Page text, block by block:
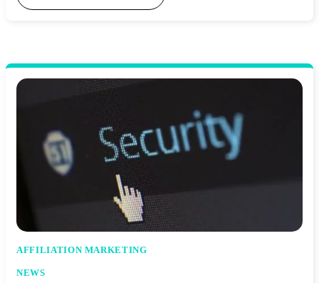
AFFILIATION MARKETING
NEWS